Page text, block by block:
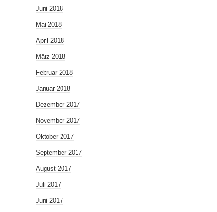
Juni 2018
Mai 2018
April 2018
März 2018
Februar 2018
Januar 2018
Dezember 2017
November 2017
Oktober 2017
September 2017
August 2017
Juli 2017
Juni 2017